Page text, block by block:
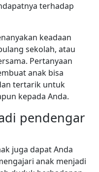
terhadap
keadaan
sekolah, atau
Pertanyaan
anak bisa
tertarik untuk
kepada Anda.
pendengar
juga dapat Anda
anak menjadi